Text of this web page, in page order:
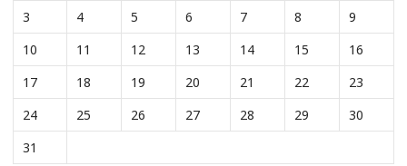
3
4 5 6 7 8
9
10
11 12 13 14 15
16
17
18 19 20 21 22
23
24
25 26 27 28 29
30
31